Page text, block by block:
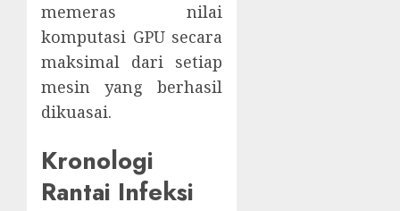
memeras nilai
komputasi GPU secara
maksimal dari setiap
mesin yang berhasil
dikuasai.
Kronologi
Rantai Infeksi